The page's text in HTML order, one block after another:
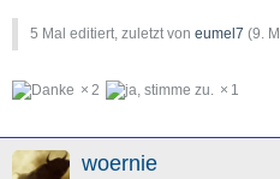
5 Mal editiert, zuletzt von eumel7 (9.
2 1
woernie